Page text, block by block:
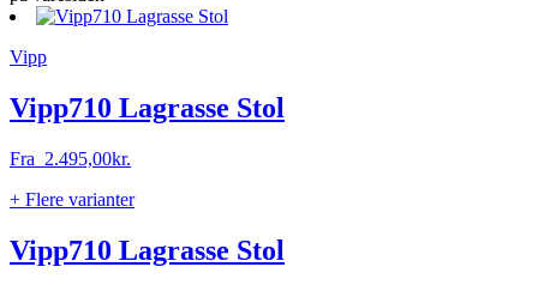
Vipp
Vipp710 Lagrasse Stol
Fra 2.495,00kr.
+ Flere varianter
Vipp710 Lagrasse Stol